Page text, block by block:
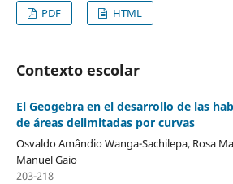
PDF HTML
Contexto escolar
El Geogebra en el desarrollo de las
de áreas delimitadas por curvas
Osvaldo Amândio Wanga-Sachilepa, Rosa
Manuel Gaio
203-218